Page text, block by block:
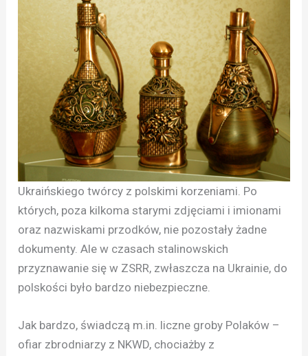
Ukraińskiego twórcy z polskimi korzeniami. Po
których, poza kilkoma starymi zdjęciami i imionami
oraz nazwiskami przodków, nie pozostały żadne
dokumenty. Ale w czasach stalinowskich
przyznawanie się w ZSRR, zwłaszcza na Ukrainie, do
polskości było bardzo niebezpieczne.
Jak bardzo, świadczą m.in. liczne groby Polaków –
ofiar zbrodniarzy z NKWD, chociażby z